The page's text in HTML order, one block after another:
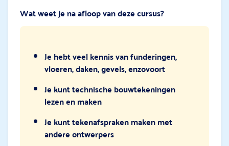
Wat weet je na afloop van deze cursus?
Je hebt veel kennis van funderingen,
vloeren, daken, gevels, enzovoort
Je kunt technische bouwtekeningen
lezen en maken
Je kunt tekenafspraken maken met
andere ontwerpers